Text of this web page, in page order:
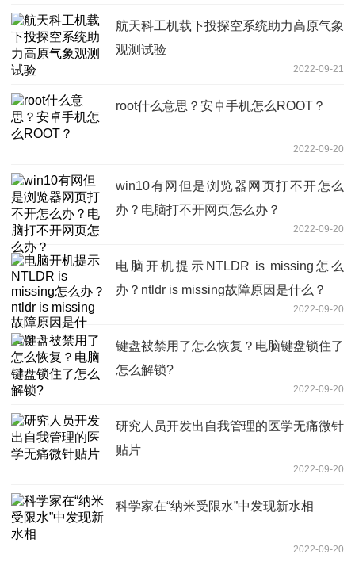
航天科工机载下投探空系统助力高原气象
观测试验
2022-09-21
root什么意思？安卓手机怎么ROOT？
2022-09-20
win10有网但是浏览器网页打不开怎么
办？电脑打不开网页怎么办？
2022-09-20
电脑开机提示NTLDR is missing怎么
办？ntldr is missing故障原因是什么？
2022-09-20
键盘被禁用了怎么恢复？电脑键盘锁住了
怎么解锁?
2022-09-20
研究人员开发出自我管理的医学无痛微针
贴片
2022-09-20
科学家在“纳米受限水”中发现新水相
2022-09-20